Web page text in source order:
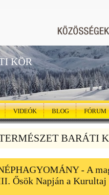
KÖR
VIDEÓK BLOG FÓRUM
BARÁTI
- A
Ősök Napján a Kurultaj